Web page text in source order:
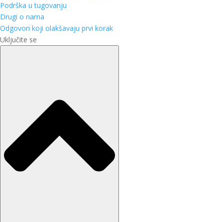
Podrška u tugovanju
Drugi o nama
Odgovori koji olakšavaju prvi korak
Uključite se